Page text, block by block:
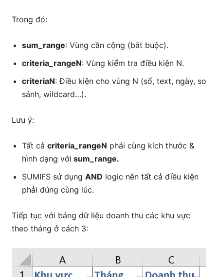
Trong đó:
sum_range: Vùng cần cộng (bắt buộc).
criteria_rangeN: Vùng kiểm tra điều kiện N.
criteriaN: Điều kiện cho vùng N (số, text, ngày, so
sánh, wildcard…).
Lưu ý:
Tất cả criteria_rangeN phải cùng kích thước &
hình dạng với sum_range.
SUMIFS sử dụng AND logic nên tất cả điều kiện
phải đúng cùng lúc.
Tiếp tục với bảng dữ liệu doanh thu các khu vực
theo tháng ở cách 3: